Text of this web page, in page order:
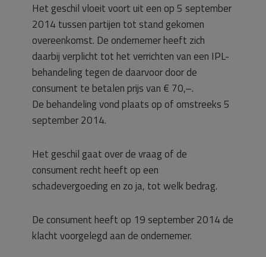
Het geschil vloeit voort uit een op 5 september
2014 tussen partijen tot stand gekomen
overeenkomst. De ondernemer heeft zich
daarbij verplicht tot het verrichten van een IPL-
behandeling tegen de daarvoor door de
consument te betalen prijs van € 70,–.
De behandeling vond plaats op of omstreeks 5
september 2014.
Het geschil gaat over de vraag of de
consument recht heeft op een
schadevergoeding en zo ja, tot welk bedrag.
De consument heeft op 19 september 2014 de
klacht voorgelegd aan de ondernemer.